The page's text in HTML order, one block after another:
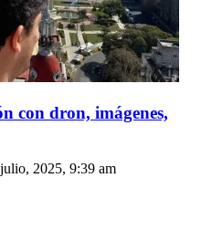
con dron, imágenes,
2025, 9:39 am